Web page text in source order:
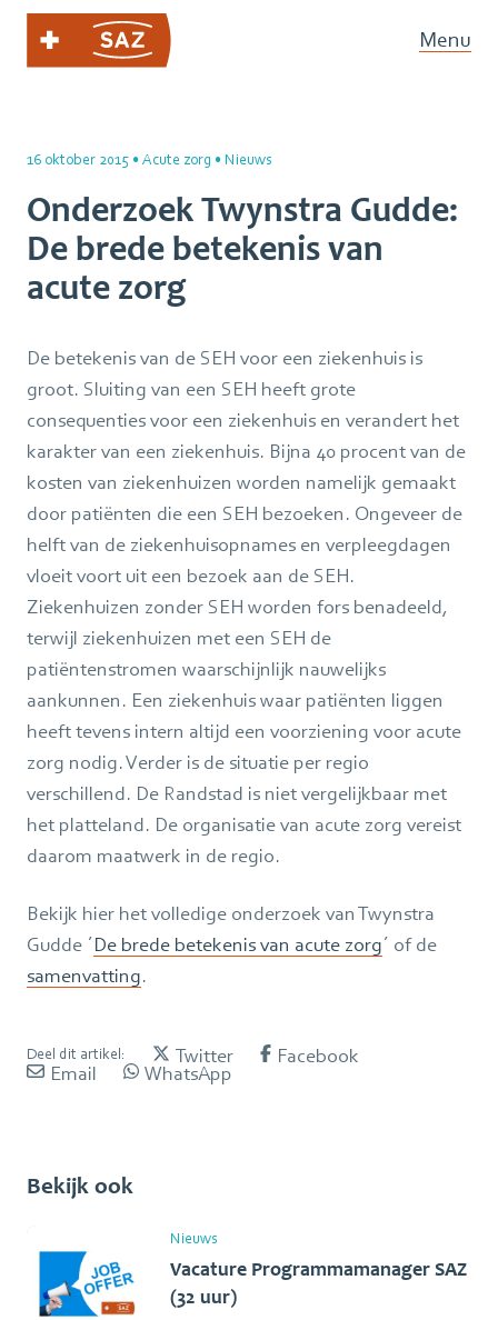
Menu
16 oktober 2015 •Acute zorg • Nieuws
Onderzoek Twynstra Gudde:
De brede betekenis van
acute zorg
De betekenis van de SEH voor een ziekenhuis is
groot. Sluiting van een SEH heeft grote
consequenties voor een ziekenhuis en verandert het
karakter van een ziekenhuis. Bijna 40 procent van de
kosten van ziekenhuizen worden namelijk gemaakt
door patiënten die een SEH bezoeken. Ongeveer de
helft van de ziekenhuisopnames en verpleegdagen
vloeit voort uit een bezoek aan de SEH.
Ziekenhuizen zonder SEH worden fors benadeeld,
terwijl ziekenhuizen met een SEH de
patiëntenstromen waarschijnlijk nauwelijks
aankunnen. Een ziekenhuis waar patiënten liggen
heeft tevens intern altijd een voorziening voor acute
zorg nodig. Verder is de situatie per regio
verschillend. De Randstad is niet vergelijkbaar met
het platteland. De organisatie van acute zorg vereist
daarom maatwerk in de regio.
Bekijk hier het volledige onderzoek van Twynstra
Gudde ´De brede betekenis van acute zorg´ of de
samenvatting.
Deel dit artikel: Twitter Facebook
Email WhatsApp
Bekijk ook
Nieuws
Vacature Programmamanager SAZ
(32 uur)